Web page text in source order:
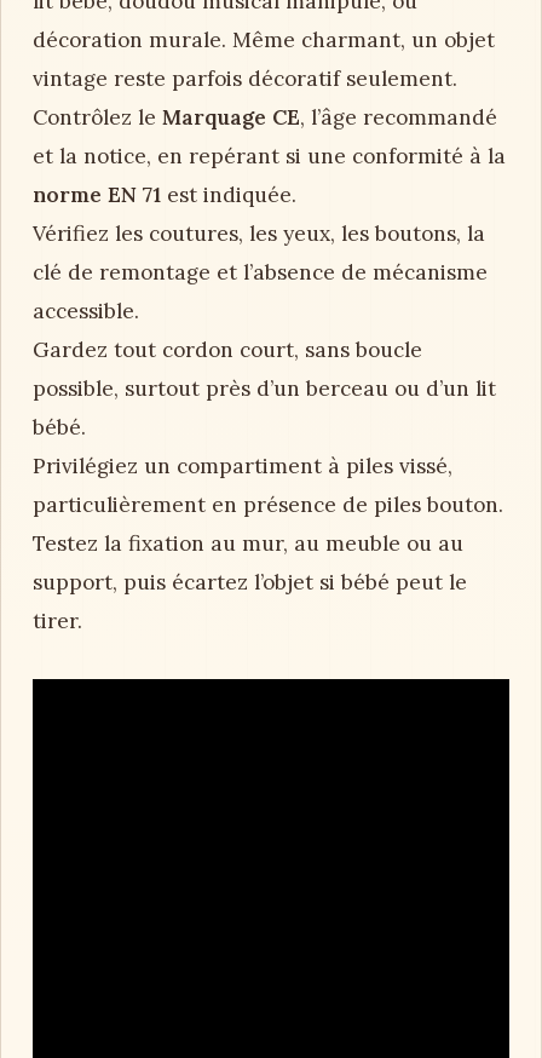
décoration murale. Même charmant, un objet
vintage reste parfois décoratif seulement.
Contrôlez le Marquage CE, l’âge recommandé
et la notice, en repérant si une conformité à la
norme EN 71 est indiquée.
Vérifiez les coutures, les yeux, les boutons, la
clé de remontage et l’absence de mécanisme
accessible.
Gardez tout cordon court, sans boucle
possible, surtout près d’un berceau ou d’un lit
bébé.
Privilégiez un compartiment à piles vissé,
particulièrement en présence de piles bouton.
Testez la fixation au mur, au meuble ou au
support, puis écartez l’objet si bébé peut le
tirer.